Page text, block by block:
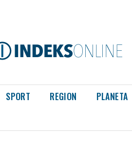
SPORT REGION PLANETA
i krenule u potragu